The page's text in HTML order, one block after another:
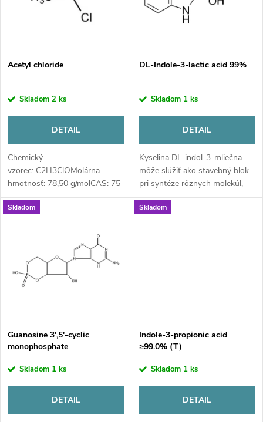
e
p
o
d
u
t
v
s
p
r
o
d
u
t
v
Acetyl chloride
Skladom 2 ks
DETAIL
Chemický
vzorec: C2H3ClOMolárna
hmotnosť: 78,50 g/molCAS: 75-
36-5
DL-Indole-3-lactic acid 99%
Skladom 1 ks
DETAIL
Kyselina DL-indol-3-mliečna
môže slúžiť ako stavebný blok
pri syntéze rôznych molekúl,
napríklad kyseliny indol-3-
octovej (IAA).
Skladom
Guanosine 3′,5′-cyclic
monophosphate
Skladom 1 ks
DETAIL
Skladom
Indole-3-propionic acid
≥99.0% (T)
Skladom 1 ks
DETAIL